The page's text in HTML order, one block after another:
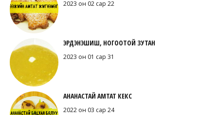
2023 он 02 сар 22
ЭРДЭНЭШИШ, НОГООТОЙ ЗУТАН
2023 он 01 сар 31
АНАНАСТАЙ АМТАТ КЕКС
2022 он 03 сар 24